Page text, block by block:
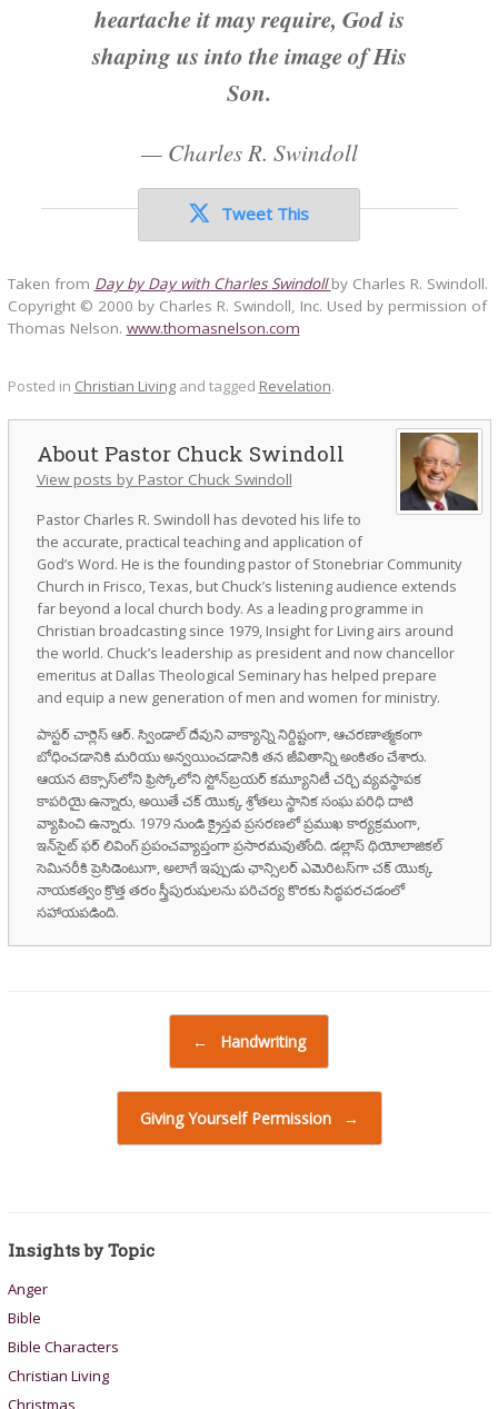
heartache it may require, God is
shaping us into the image of His
Son.
— Charles R. Swindoll
Tweet This
Taken from Day by Day with Charles Swindollby Charles R. Swindoll.
Copyright © 2000 by Charles R. Swindoll, Inc. Used by permission of
Thomas Nelson. www.thomasnelson.com
Posted in Christian Livingand tagged Revelation.
Pastor Chuck Swindoll
View posts by Pastor Chuck Swindoll
Pastor Charles R. Swindoll has devoted his life to
the accurate, practical teaching and application of
God’s Word. He is the founding pastor of Stonebriar Community
Church in Frisco, Texas, but Chuck’s listening audience extends
far beyond a local church body. As a leading programme in
Christian broadcasting since 1979, Insight for Living airs around
the world. Chuck’s leadership as president and now chancellor
emeritus at Dallas Theological Seminary has helped prepare
and equip a new generation of men and women for ministry.
పాస్టర్ చార్లెస్ ఆర్. స్విండాల్ దేవుని వాక్యాన్ని నిర్దిష్టంగా, ఆచరణాత్మకంగా
బోధించడానికి మరియు అన్వయించడానికి తన జీవితాన్ని అంకితం చేశారు.
ఆయన టెక్సాస్‌లోని ఫ్రిస్కోలోని స్టోన్‌బ్రయర్ కమ్యూనిటీ చర్చి వ్యవస్థాపక
కాపరియై ఉన్నారు, అయితే చక్ యొక్క శ్రోతలు స్థానిక సంఘ పరిధి దాటి
వ్యాపించి ఉన్నారు. 1979 నుండి క్రైస్తవ ప్రసరణలో ప్రముఖ కార్యక్రమంగా,
ఇన్‌సైట్ ఫర్ లివింగ్ ప్రపంచవ్యాప్తంగా ప్రసారమవుతోంది. డల్లాస్ థియోలాజికల్
సెమినరీకి ప్రెసిడెంటుగా, అలాగే ఇప్పుడు ఛాన్సిలర్ ఎమెరిటస్‌గా చక్ యొక్క
నాయకత్వం క్రొత్త తరం స్త్రీపురుషులను పరిచర్య కొరకు సిద్ధపరచడంలో
సహాయపడింది.
← Handwriting
Giving Yourself Permission →
Insights by Topic
Anger
Bible
Bible Characters
Christian Living
Christmas